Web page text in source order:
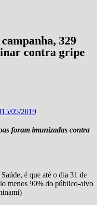
329
contra gripe
15/05/2019
foram imunizadas contra